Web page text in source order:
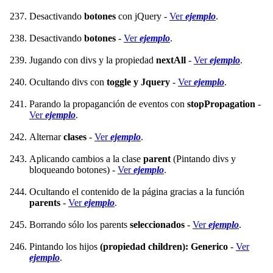
Desactivando botones con jQuery - Verejemplo.
Desactivando botones - Verejemplo.
Jugando con divs y la propiedad nextAll - Verejemplo.
Ocultando divs con toggle y Jquery - Verejemplo.
Parando la propaganción de eventos con stopPropagation -
Verejemplo.
Alternarclases - Verejemplo.
Aplicando cambios a la clase parent (Pintando divs y
bloqueando botones) - Verejemplo.
Ocultando el contenido de la página gracias a la función
parents - Verejemplo.
Borrando sólo los parents seleccionados - Verejemplo.
Pintando los hijos (propiedad children): Generico - Ver
ejemplo.